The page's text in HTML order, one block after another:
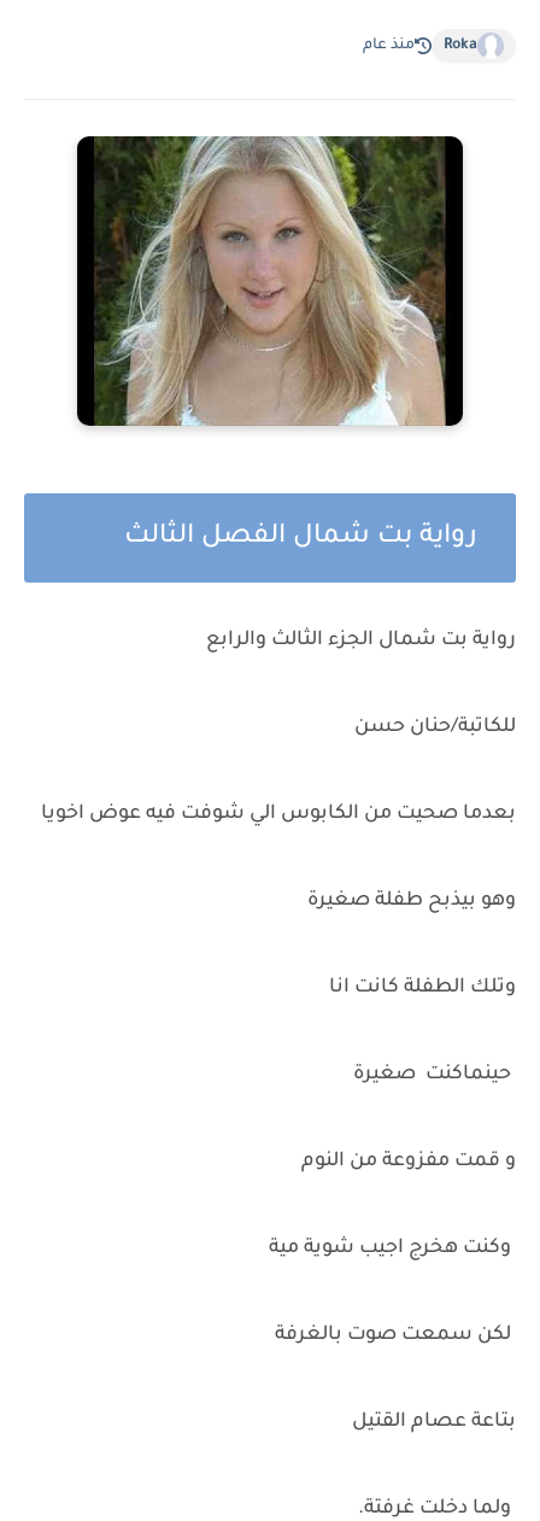
Roka منذ عام
رواية بت شمال الفصل الثالث
رواية بت شمال الجزء الثالث والرابع
للكاتبة/حنان حسن
بعدما صحيت من الكابوس الي شوفت فيه عوض اخويا
وهو بيذبح طفلة صغيرة
وتلك الطفلة كانت انا
حينماكنت صغيرة
و قمت مفزوعة من النوم
وكنت هخرج اجيب شوية مية
لكن سمعت صوت بالغرفة
بتاعة عصام القتيل
ولما دخلت غرفتة.